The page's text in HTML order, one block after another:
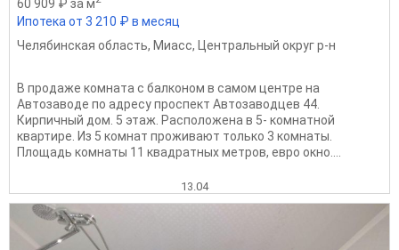
60 909 ₽ за м
Ипотека от 3 210 ₽ в месяц
Челябинская область, Миасс, Центральный округ р-н
В продаже комната с балконом в самом центре на
Автозаводе по адресу проспект Автозаводцев 44.
Кирпичный дом. 5 этаж. Расположена в 5- комнатной
квартире. Из 5 комнат проживают только 3 комнаты.
Площадь комнаты 11 квадратных метров, евро окно....
13.04